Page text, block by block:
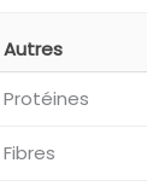
Autres
Protéines
Fibres